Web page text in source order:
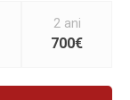
2 ani
700€